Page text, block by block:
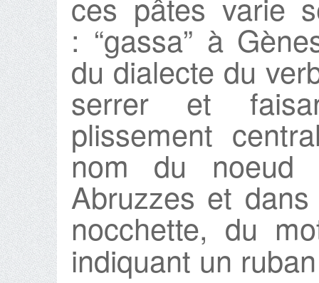
: “gassa” à
du dialecte du
serrer et
plissement
nom du noeud
Abruzzes et
nocchette, du
indiquant un